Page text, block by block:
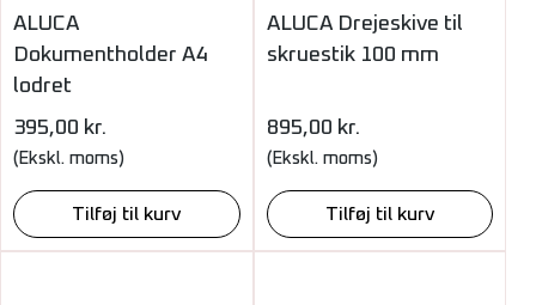
ALUCA
Dokumentholder A4
lodret
395,00 kr.
(Ekskl. moms)
Tilføj til kurv
ALUCA Drejeskive til
skruestik 100 mm
895,00 kr.
(Ekskl. moms)
Tilføj til kurv